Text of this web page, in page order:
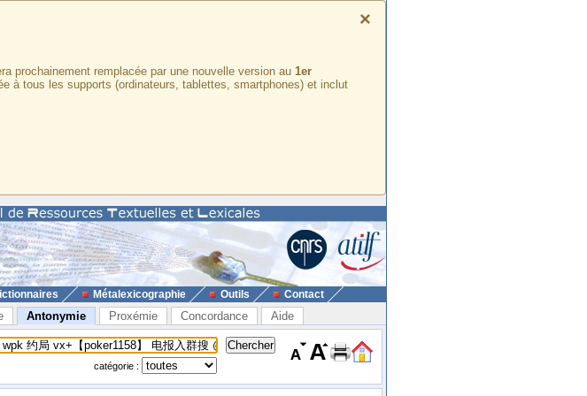
×
prochainement remplacée par une nouvelle version au 1er
à tous les supports (ordinateurs, tablettes, smartphones) et inclut
Métalexicographie Outils Contact
Antonymie Proxémie Concordance Aide
catégorie :